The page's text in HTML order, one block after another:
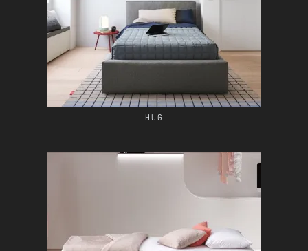
HUG